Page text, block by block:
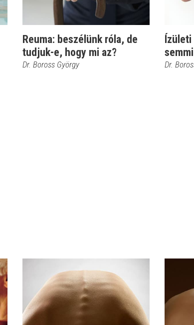
Reuma: beszélünk róla, de
tudjuk-e, hogy mi az?
Dr. Boross György
Ízületi
Dr.